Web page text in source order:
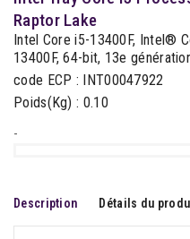
Raptor Lake
Intel Core i5-13400F, Intel®
13400F, 64-bit, 13e
code ECP : INT00047922
Poids(Kg) : 0.10
-
Description Détails du